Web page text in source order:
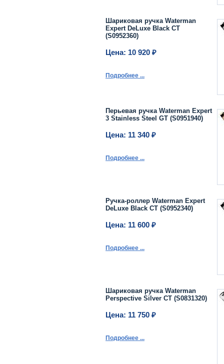
Шариковая ручка Waterman
Expert DeLuxe Black CT
(S0952360)
Цена: 10 920 ₽
Подробнее ...
Перьевая ручка Waterman Expert
3 Stainless Steel GT (S0951940)
Цена: 11 340 ₽
Подробнее ...
Ручка-роллер Waterman Expert
DeLuxe Black CT (S0952340)
Цена: 11 600 ₽
Подробнее ...
Шариковая ручка Waterman
Perspective Silver CT (S0831320)
Цена: 11 750 ₽
Подробнее ...